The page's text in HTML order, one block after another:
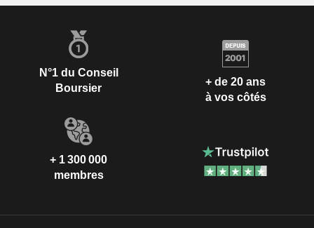
N°1 du Conseil
Boursier
+ de 20 ans
à vos côtés
+ 1 300 000
membres